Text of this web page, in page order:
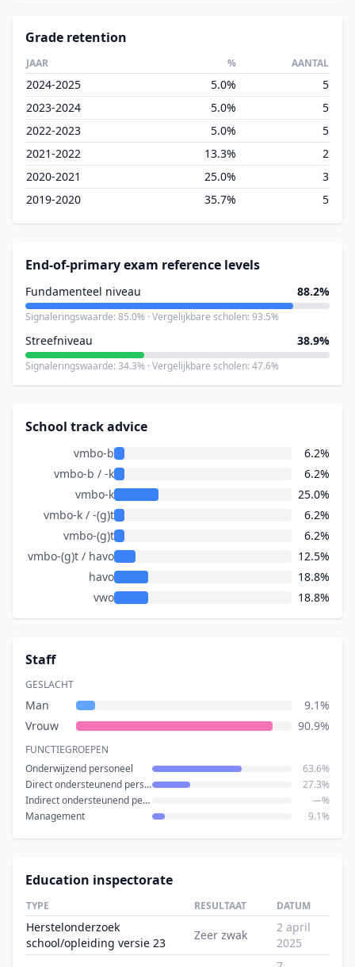
Grade retention
JAAR % AANTAL
2024-2025 5.0%
5
2023-2024
5.0%
5
2022-2023
5.0%
5
2021-2022
13.3%
2
2020-2021
25.0%
3
2019-2020
35.7% 5
End-of-primary exam reference levels
Fundamenteel niveau 88.2%
Signaleringswaarde: 85.0% · Vergelijkbare scholen: 93.5%
Streefniveau 38.9%
Signaleringswaarde: 34.3% · Vergelijkbare scholen: 47.6%
School track advice
vmbo-b
6.2%
vmbo-b / -k
6.2%
vmbo-k
25.0%
vmbo-k / -(g)t
6.2%
vmbo-(g)t
6.2%
vmbo-(g)t / havo
12.5%
havo
18.8%
vwo
18.8%
Staff
GESLACHT
Man
9.1%
Vrouw
90.9%
FUNCTIEGROEPEN
Onderwijzend personeel
63.6%
Direct ondersteunend personeel
27.3%
Indirect ondersteunend personeel
—%
Management
9.1%
Education inspectorate
TYPE RESULTAAT DATUM
Herstelonderzoek
school/opleiding versie 23
Zeer zwak
2 april
2025